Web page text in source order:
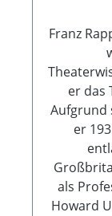
Franz
er das
Aufgrund
er
als
Howard